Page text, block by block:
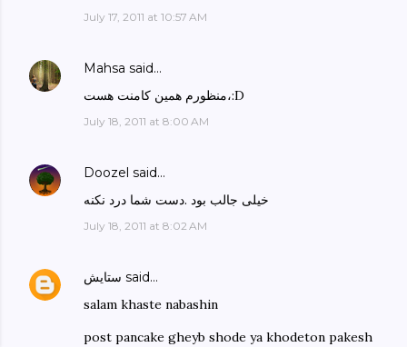
July 17, 2011 at 10:57 AM
Mahsa said…
منظورم همین کامنت هست،:D
July 18, 2011 at 8:00 AM
Doozel said…
خیلی جالب بود .دست شما درد نکنه
July 18, 2011 at 8:02 AM
ستایش said…
salam khaste nabashin
post pancake gheyb shode ya khodeton pakesh